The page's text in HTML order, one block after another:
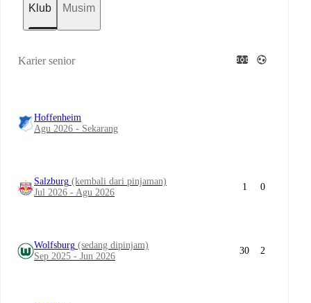
Klub Musim
Karier senior
Hoffenheim
Agu 2026 - Sekarang
Salzburg (kembali dari pinjaman)
Jul 2026 - Agu 2026
1 0
Wolfsburg (sedang dipinjam)
Sep 2025 - Jun 2026
30 2